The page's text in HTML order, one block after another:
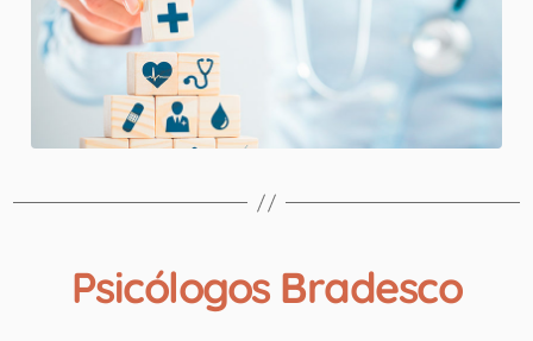
Psicólogos Bradesco